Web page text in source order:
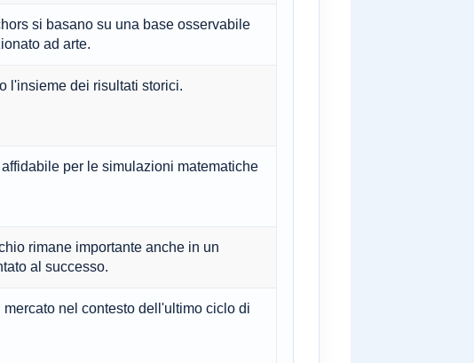
si basano su una base osservabile
ad arte.
l'insieme dei risultati storici.
per le simulazioni matematiche
rimane importante anche in un
al successo.
nel contesto dell'ultimo ciclo di